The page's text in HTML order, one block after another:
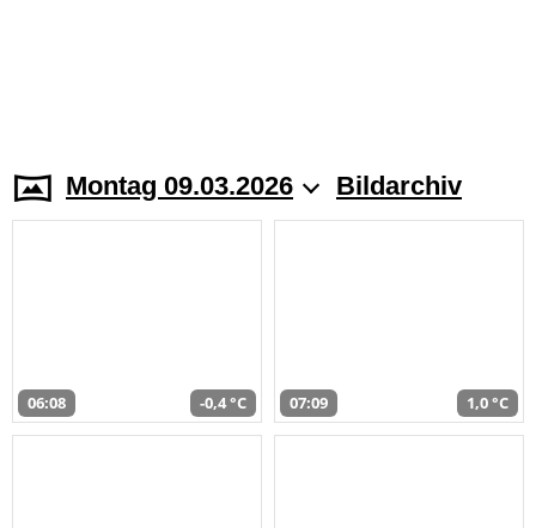
Montag 09.03.2026 Bildarchiv
06:08 -0,4 °C 07:09 1,0 °C